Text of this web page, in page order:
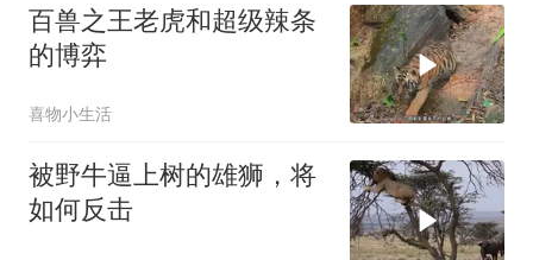
百兽之王老虎和超级辣条
的博弈
喜物小生活
被野牛逼上树的雄狮，将
如何反击